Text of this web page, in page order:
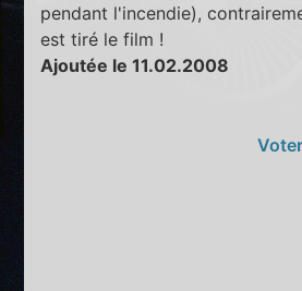
pendant l'incendie),
est tiré le film !
Ajoutée le 11.02.2008